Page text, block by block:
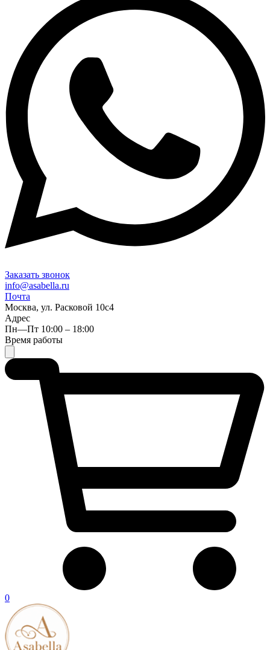
Заказать звонок
info@asabella.ru
Почта
Москва, ул. Расковой 10с4
Адрес
Пн—Пт 10:00 – 18:00
Время работы
0